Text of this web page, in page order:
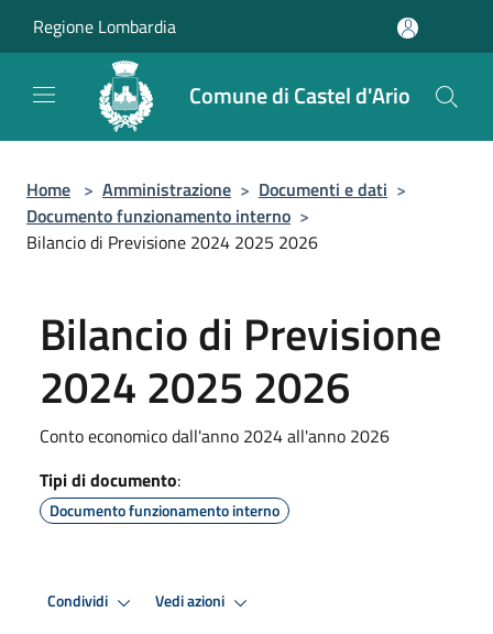
Regione Lombardia
Comune di Castel d'Ario
Home > Amministrazione > Documenti e dati >
Documento funzionamento interno >
Bilancio di Previsione 2024 2025 2026
Bilancio di Previsione
2024 2025 2026
Conto economico dall'anno 2024 all'anno 2026
Tipi di documento:
Documento funzionamento interno
Condividi Vedi azioni